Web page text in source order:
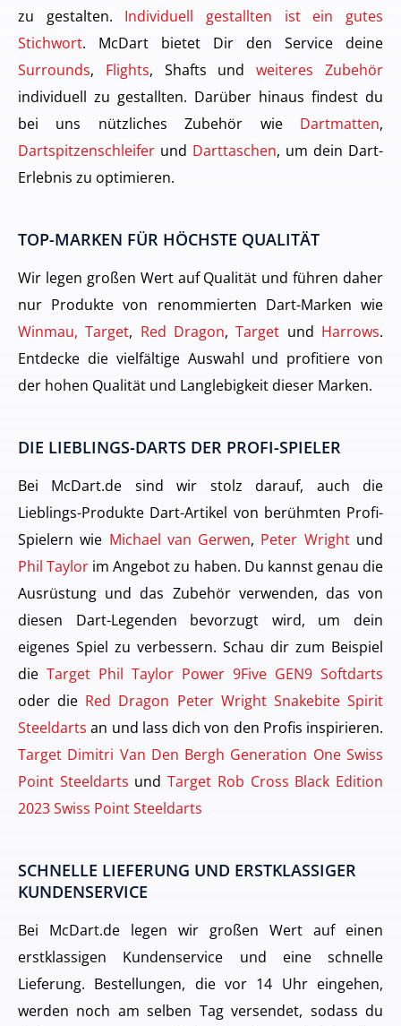
zu gestalten. Individuell gestallten ist ein gutes
Stichwort. McDart bietet Dir den Service deine
Surrounds, Flights, Shafts undweiteres Zubehör
individuell zu gestallten. Darüber hinaus findest du
bei uns nützliches Zubehör wie Dartmatten,
Dartspitzenschleifer und Darttaschen, um dein Dart-
Erlebnis zu optimieren.
TOP-MARKEN FÜR HÖCHSTE QUALITÄT
Wir legen großen Wert auf Qualität und führen daher
nur Produkte von renommierten Dart-Marken wie
Winmau, Target, Red Dragon,Target und Harrows.
Entdecke die vielfältige Auswahl und profitiere von
der hohen Qualität und Langlebigkeit dieser Marken.
DIE LIEBLINGS-DARTS DER PROFI-SPIELER
Bei McDart.de sind wir stolz darauf, auch die
Lieblings-Produkte Dart-Artikel von berühmten Profi-
Spielern wie Michael van Gerwen, Peter Wrightund
Phil Taylor im Angebot zu haben. Du kannst genau die
Ausrüstung und das Zubehör verwenden, das von
diesen Dart-Legenden bevorzugt wird, um dein
eigenes Spiel zu verbessern. Schau dir zum Beispiel
die Target Phil Taylor Power 9Five GEN9 Softdarts
oder die Red Dragon Peter Wright Snakebite Spirit
Steeldarts an und lass dich von den Profis inspirieren.
Target Dimitri Van Den Bergh Generation One Swiss
Point Steeldarts undTarget Rob Cross Black Edition
2023 Swiss Point Steeldarts
SCHNELLE LIEFERUNG UND ERSTKLASSIGER
KUNDENSERVICE
Bei McDart.de legen wir großen Wert auf einen
erstklassigen Kundenservice und eine schnelle
Lieferung. Bestellungen, die vor 14 Uhr eingehen,
werden noch am selben Tag versendet, sodass du